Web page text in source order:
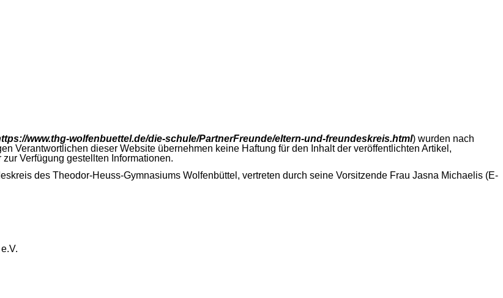
www.thg-wolfenbuettel.de/die-schule/PartnerFreunde/eltern-und-freundeskreis.html) wurden nach
Verantwortlichen dieser Website übernehmen keine Haftung für den Inhalt der veröffentlichten Artikel,
Verfügung gestellten Informationen.
des Theodor-Heuss-Gymnasiums Wolfenbüttel, vertreten durch seine Vorsitzende Frau Jasna Michaelis (E-